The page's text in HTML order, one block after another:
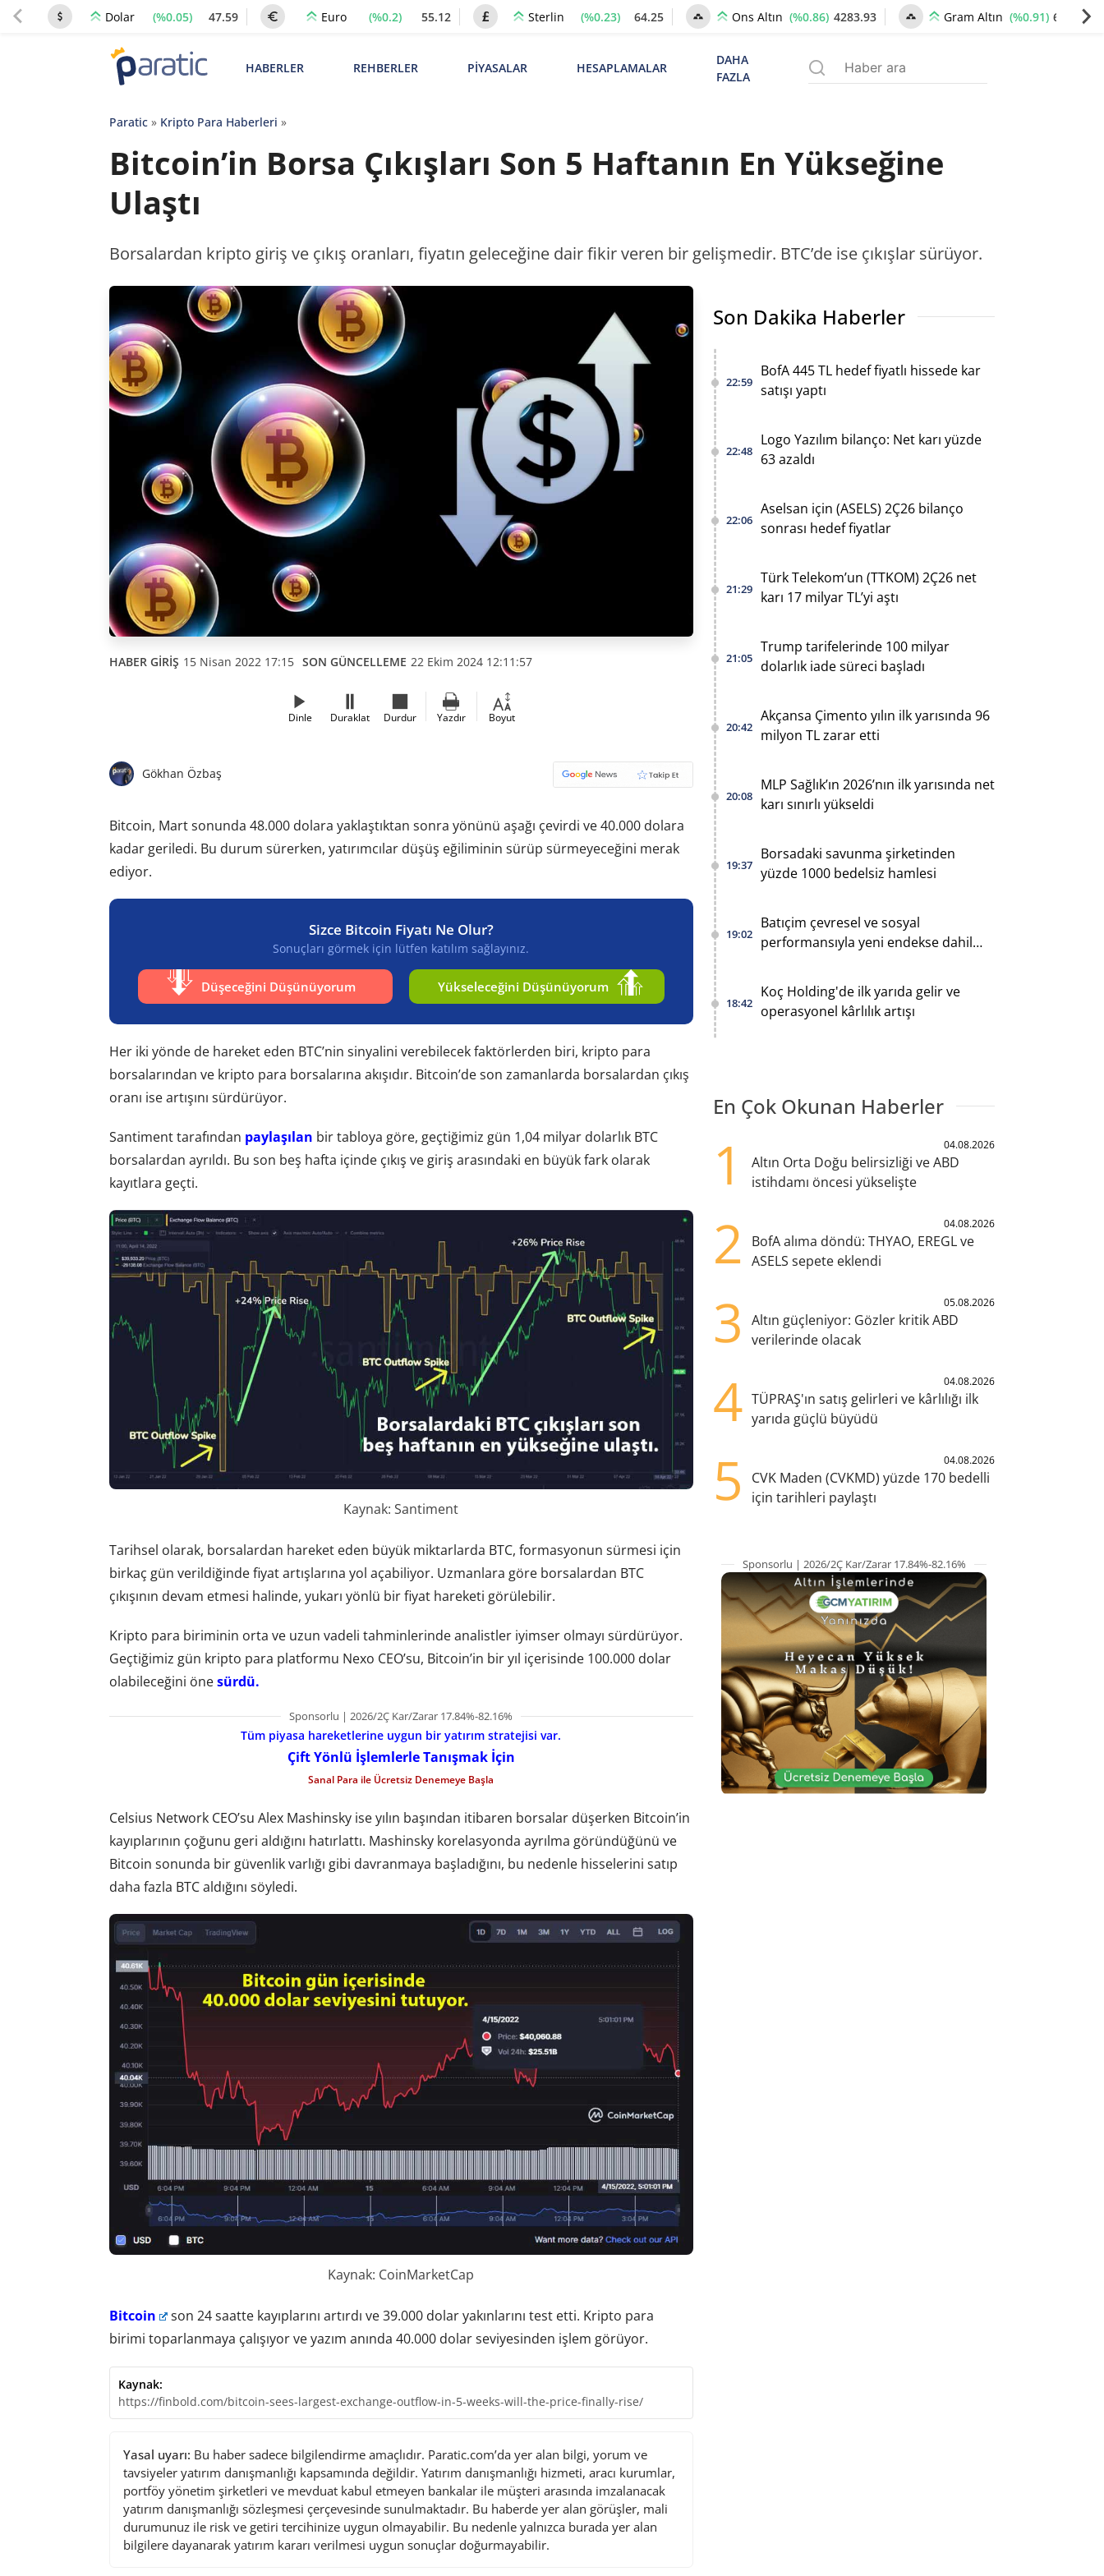
Dolar (%0.05) 47.59 Euro (%0.2) 55.12 Sterlin (%0.23) 64.25 Ons Altın (%0.86) 4283.93 Gram Altın (%0.91) 6555.16
HABERLER REHBERLER PİYASALAR HESAPLAMALAR
DAHA
FAZLA
Paratic» Kripto Para Haberleri »
Bitcoin’in Borsa Çıkışları Son 5 Haftanın En Yükseğine
Ulaştı
Borsalardan kripto giriş ve çıkış oranları, fiyatın geleceğine dair fikir veren bir gelişmedir. BTC’de ise çıkışlar sürüyor.
HABER GİRİŞ 15 Nisan 2022 17:15 SON GÜNCELLEME 22 Ekim 2024 12:11:57
Dinle Duraklat Durdur Yazdır Boyut
Gökhan Özbaş
Bitcoin, Mart sonunda 48.000 dolara yaklaştıktan sonra yönünü aşağı çevirdi ve 40.000 dolara
kadar geriledi. Bu durum sürerken, yatırımcılar düşüş eğiliminin sürüp sürmeyeceğini merak
ediyor.
Sizce Bitcoin Fiyatı Ne Olur?
Sonuçları görmek için lütfen katılım sağlayınız.
Düşeceğini Düşünüyorum Yükseleceğini Düşünüyorum
Her iki yönde de hareket eden BTC’nin sinyalini verebilecek faktörlerden biri, kripto para
borsalarından ve kripto para borsalarına akışıdır. Bitcoin’de son zamanlarda borsalardan çıkış
oranı ise artışını sürdürüyor.
Santiment tarafından paylaşılan bir tabloya göre, geçtiğimiz gün 1,04 milyar dolarlık BTC
borsalardan ayrıldı. Bu son beş hafta içinde çıkış ve giriş arasındaki en büyük fark olarak
kayıtlara geçti.
Kaynak: Santiment
Tarihsel olarak, borsalardan hareket eden büyük miktarlarda BTC, formasyonun sürmesi için
birkaç gün verildiğinde fiyat artışlarına yol açabiliyor. Uzmanlara göre borsalardan BTC
çıkışının devam etmesi halinde, yukarı yönlü bir fiyat hareketi görülebilir.
Kripto para biriminin orta ve uzun vadeli tahminlerinde analistler iyimser olmayı sürdürüyor.
Geçtiğimiz gün kripto para platformu Nexo CEO’su, Bitcoin’in bir yıl içerisinde 100.000 dolar
olabileceğini önesürdü.
Sponsorlu | 2026/2Ç Kar/Zarar 17.84%-82.16%
Tüm piyasa hareketlerine uygun bir yatırım stratejisi var.
Çift Yönlü İşlemlerle Tanışmak İçin
Sanal Para ile Ücretsiz Denemeye Başla
Celsius Network CEO’su Alex Mashinsky ise yılın başından itibaren borsalar düşerken Bitcoin’in
kayıplarının çoğunu geri aldığını hatırlattı. Mashinsky korelasyonda ayrılma göründüğünü ve
Bitcoin sonunda bir güvenlik varlığı gibi davranmaya başladığını, bu nedenle hisselerini satıp
daha fazla BTC aldığını söyledi.
Kaynak: CoinMarketCap
Bitcoin
son 24 saatte kayıplarını artırdı ve 39.000 dolar yakınlarını test etti. Kripto para
birimi toparlanmaya çalışıyor ve yazım anında 40.000 dolar seviyesinden işlem görüyor.
Kaynak:
https://finbold.com/bitcoin-sees-largest-exchange-outflow-in-5-weeks-will-the-price-finally-rise/
Yasal uyarı: Bu haber sadece bilgilendirme amaçlıdır. Paratic.com’da yer alan bilgi, yorum ve
tavsiyeler yatırım danışmanlığı kapsamında değildir. Yatırım danışmanlığı hizmeti, aracı kurumlar,
portföy yönetim şirketleri ve mevduat kabul etmeyen bankalar ile müşteri arasında imzalanacak
yatırım danışmanlığı sözleşmesi çerçevesinde sunulmaktadır. Bu haberde yer alan görüşler, mali
durumunuz ile risk ve getiri tercihinize uygun olmayabilir. Bu nedenle yalnızca burada yer alan
bilgilere dayanarak yatırım kararı verilmesi uygun sonuçlar doğurmayabilir.
Son Dakika Haberler
22:59
BofA 445 TL hedef fiyatlı hissede kar
satışı yaptı
22:48
Logo Yazılım bilanço: Net karı yüzde
63 azaldı
22:06
Aselsan için (ASELS) 2Ç26 bilanço
sonrası hedef fiyatlar
21:29
Türk Telekom’un (TTKOM) 2Ç26 net
karı 17 milyar TL’yi aştı
21:05
Trump tarifelerinde 100 milyar
dolarlık iade süreci başladı
20:42
Akçansa Çimento yılın ilk yarısında 96
milyon TL zarar etti
20:08
MLP Sağlık’ın 2026’nın ilk yarısında net
karı sınırlı yükseldi
19:37
Borsadaki savunma şirketinden
yüzde 1000 bedelsiz hamlesi
19:02
Batıçim çevresel ve sosyal
performansıyla yeni endekse dahil
18:42
Koç Holding'de ilk yarıda gelir ve
operasyonel kârlılık artışı
En Çok Okunan Haberler
1 04.08.2026
Altın Orta Doğu belirsizliği ve ABD
istihdamı öncesi yükselişte
2 04.08.2026
BofA alıma döndü: THYAO, EREGL ve
ASELS sepete eklendi
3 05.08.2026
Altın güçleniyor: Gözler kritik ABD
verilerinde olacak
4 04.08.2026
TÜPRAŞ'ın satış gelirleri ve kârlılığı ilk
yarıda güçlü büyüdü
5 04.08.2026
CVK Maden (CVKMD) yüzde 170 bedelli
için tarihleri paylaştı
Sponsorlu | 2026/2Ç Kar/Zarar 17.84%-82.16%